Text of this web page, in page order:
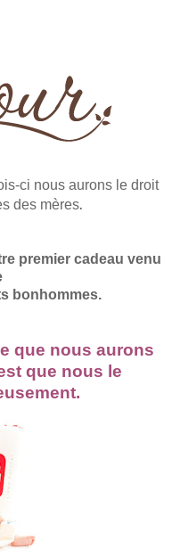
ci nous aurons le droit
des mères.
premier cadeau venu
bonhommes.
que nous aurons
que nous le